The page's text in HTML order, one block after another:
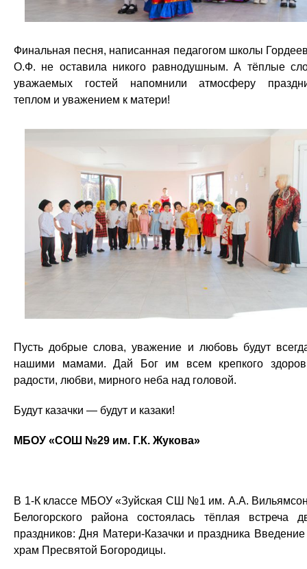
Финальная песня, написанная педагогом школы
О.Ф. не оставила никого равнодушным. А тёплые
уважаемых гостей напомнили атмосферу
теплом и уважением к матери!
Пусть добрые слова, уважение и любовь будут
нашими мамами. Дай Бог им всем крепкого
радости, любви, мирного неба над головой.
Будут казачки — будут и казаки!
МБОУ «СОШ №29 им. Г.К. Жукова»
В 1-К классе МБОУ «Зуйская СШ №1 им. А.А.
Белогорского района состоялась тёплая встреча
праздников: Дня Матери-Казачки и праздника
храм Пресвятой Богородицы.